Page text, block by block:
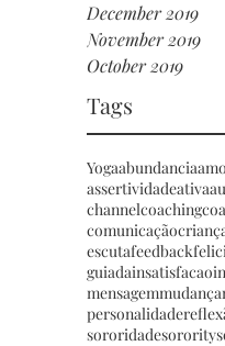
December 2019
November 2019
October 2019
Tags
Yogaabundancia
assertividadeativa
channelcoaching
comunicação
escutafeedback
guiadainsatisfacao
mensagemmudança
personalidade
sororidadesorority